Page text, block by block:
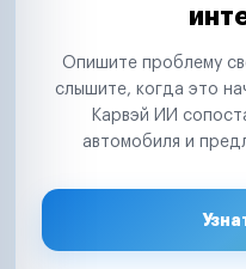
Опишите проблему
слышите, когда это
Карвэй ИИ
автомобиля и